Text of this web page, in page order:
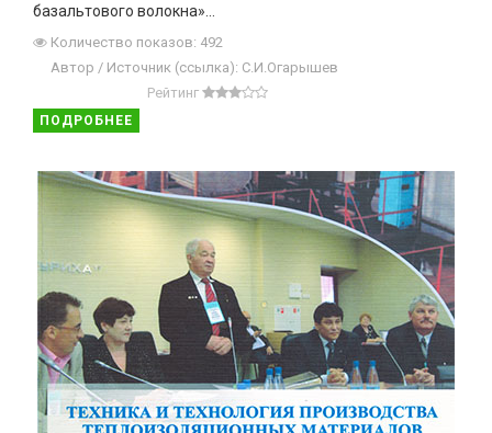
базальтового волокна»...
Количество показов: 492
Автор / Источник (ссылка): С.И.Огарышев
Рейтинг
ПОДРОБНЕЕ